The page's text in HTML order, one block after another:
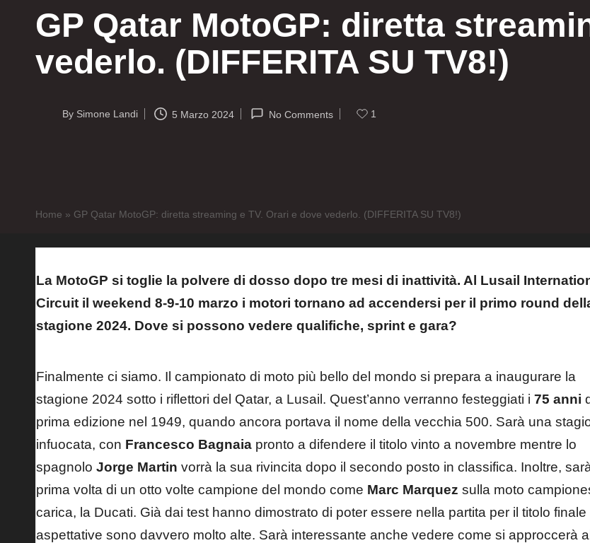
GP Qatar MotoGP: diretta
vederlo. (DIFFERITA SU TV8!)
PostedBy Simone Landi 5 Marzo 2024 No Comments 1
Home » GP Qatar MotoGP: diretta streaming e TV. Orari e dove vederlo. (DIFFERITA SU TV8!)
La MotoGP si toglie la polvere di dosso dopo tre mesi di inattività. Al Lusail
Circuit il weekend 8-9-10 marzo i motori tornano ad accendersi per il primo round
stagione 2024. Dove si possono vedere qualifiche, sprint e gara?
Finalmente ci siamo. Il campionato di moto più bello del mondo si prepara a inaugurare la
stagione 2024 sotto i riflettori del Qatar, a Lusail. Quest’anno verranno festeggiati i 75 anni
prima edizione nel 1949, quando ancora portava il nome della vecchia 500. Sarà una
infuocata, con Francesco Bagnaia pronto a difendere il titolo vinto a novembre mentre lo
spagnolo Jorge Martin vorrà la sua rivincita dopo il secondo posto in classifica. Inoltre,
prima volta di un otto volte campione del mondo come Marc Marquez sulla moto
carica, la Ducati. Già dai test hanno dimostrato di poter essere nella partita per il titolo finale
aspettative sono davvero molto alte. Sarà interessante anche vedere come si approccerà